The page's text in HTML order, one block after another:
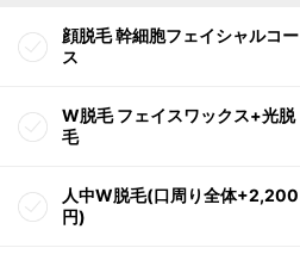
顔脱毛 幹細胞フェイシャルコー
ス
W脱毛 フェイスワックス+光脱
毛
人中W脱毛(口周り全体+2,200
円)